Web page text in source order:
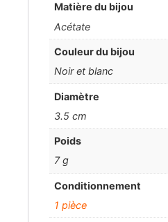
Matière du bijou
Acétate
Couleur du bijou
Noir et blanc
Diamètre
3.5 cm
Poids
7 g
Conditionnement
1 pièce